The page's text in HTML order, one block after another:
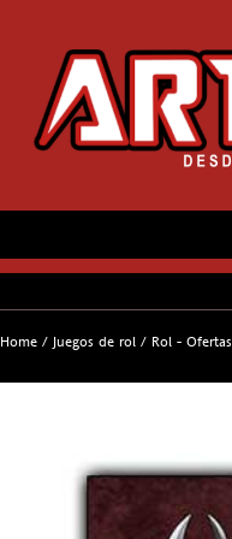
Home / Juegos de rol / Rol - Ofertas